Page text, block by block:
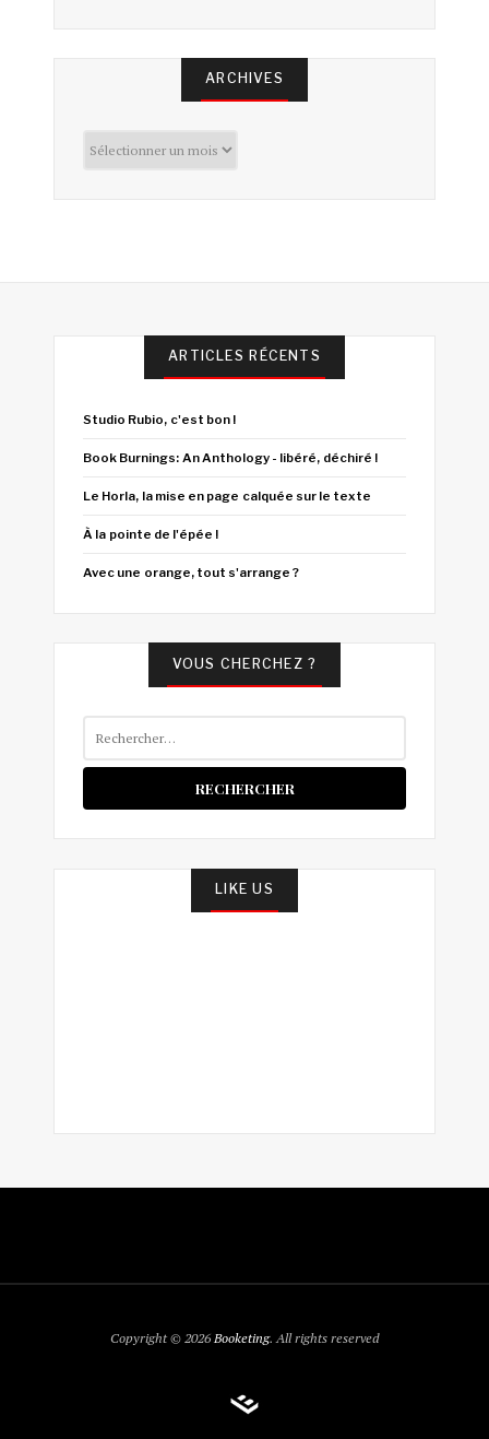
ARCHIVES
ARTICLES RÉCENTS
Studio Rubio, c'est bon !
Book Burnings: An Anthology - libéré, déchiré !
Le Horla, la mise en page calquée sur le texte
À la pointe de l'épée !
Avec une orange, tout s'arrange ?
VOUS CHERCHEZ ?
LIKE US
Copyright © 2026Booketing. All rights reserved